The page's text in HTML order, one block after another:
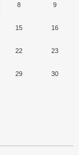
8 9
15 16
22 23
29 30